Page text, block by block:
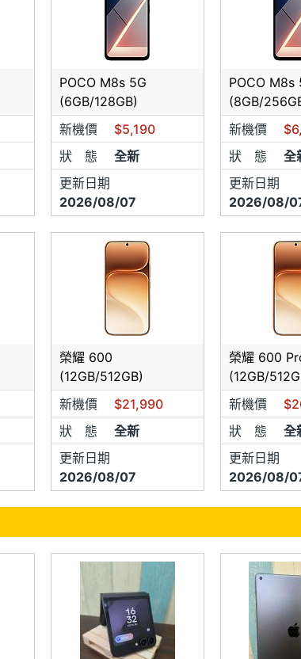
@ 來店請表明為手機王網友才能
唷
@新辦或移轉門號至遠傳(和信)或
前3個月及後6個月不得有退租紀
號移轉至其它業者紀錄)才可申辦
@本人及代辦人需自行確認電信
您已清楚收訊狀況、本門市不負
至電信業者付違約金解約
｛網友請詳閱｝
來店或來電請務必主動告知sogi
並無售後退差價
來店前請先來電確認貨源狀況、請
往購買,謝謝!!
所有報價為方便報價均為現金未稅
卡
3C產品成本波動變化大，報價均
價。
【購買注意事項】
本店為實體店面，非消保法所規
故無試用鑑賞期之適用，除商品瑕
物品，若告知上訊息有誤，皆依
賣場中的盒裝新機，皆有公司保
代理商)為原廠公司貨，且未拆封
買。
拆封後的手機如同中古手機！！
POCO M8s 5G
(6GB/128GB)
新機價
$5,190
狀 態
全新
更新日期
2026/08/07
POCO M8s
(8GB/
新機價
狀 態
全
更新日期
2026/08/
榮耀 600
(12GB/512GB)
新機價
$21,990
狀 態
全新
更新日期
2026/08/07
榮耀 600
(12GB/
新機價
狀 態
全
更新日期
2026/08/